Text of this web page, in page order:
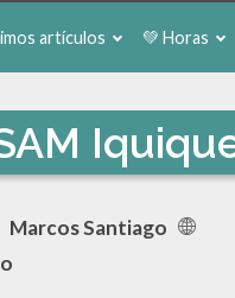
artículos 💚 Horas
Marcos Santiago